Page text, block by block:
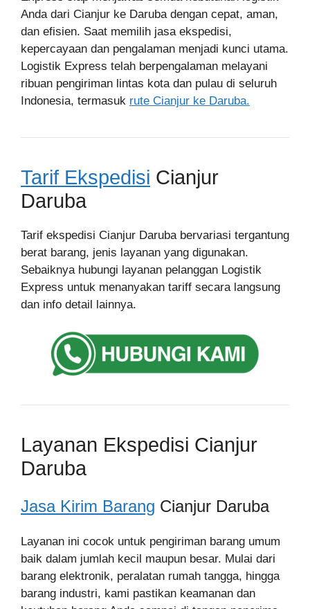
Anda dari Cianjur ke Daruba dengan cepat, aman,
dan efisien. Saat memilih jasa ekspedisi,
kepercayaan dan pengalaman menjadi kunci utama.
Logistik Express telah berpengalaman melayani
ribuan pengiriman lintas kota dan pulau di seluruh
Indonesia, termasuk rute Cianjur ke Daruba.
Tarif Ekspedisi Cianjur
Daruba
Tarif ekspedisi Cianjur Daruba bervariasi tergantung
berat barang, jenis layanan yang digunakan.
Sebaiknya hubungi layanan pelanggan Logistik
Express untuk menanyakan tariff secara langsung
dan info detail lainnya.
Layanan Ekspedisi Cianjur
Daruba
Jasa Kirim Barang Cianjur Daruba
Layanan ini cocok untuk pengiriman barang umum
baik dalam jumlah kecil maupun besar. Mulai dari
barang elektronik, peralatan rumah tangga, hingga
barang industri, kami pastikan keamanan dan